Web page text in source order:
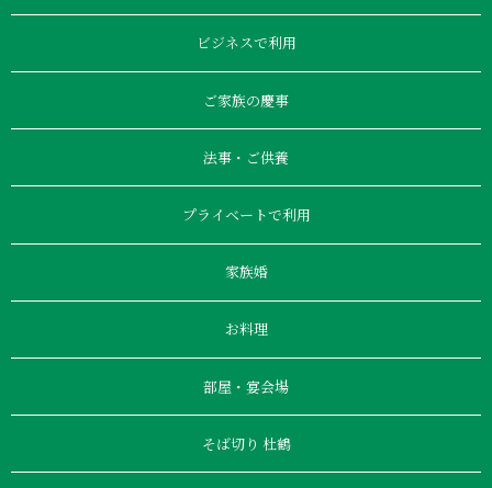
ビジネスで利用
ご家族の慶事
法事・ご供養
プライベートで利用
家族婚
お料理
部屋・宴会場
そば切り 杜鶴